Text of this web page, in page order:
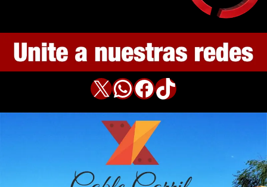
X WhatsApp Facebook TikTok